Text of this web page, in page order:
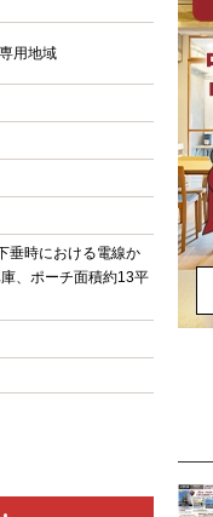
用地域
垂時における電線か
、ポーチ面積約13平